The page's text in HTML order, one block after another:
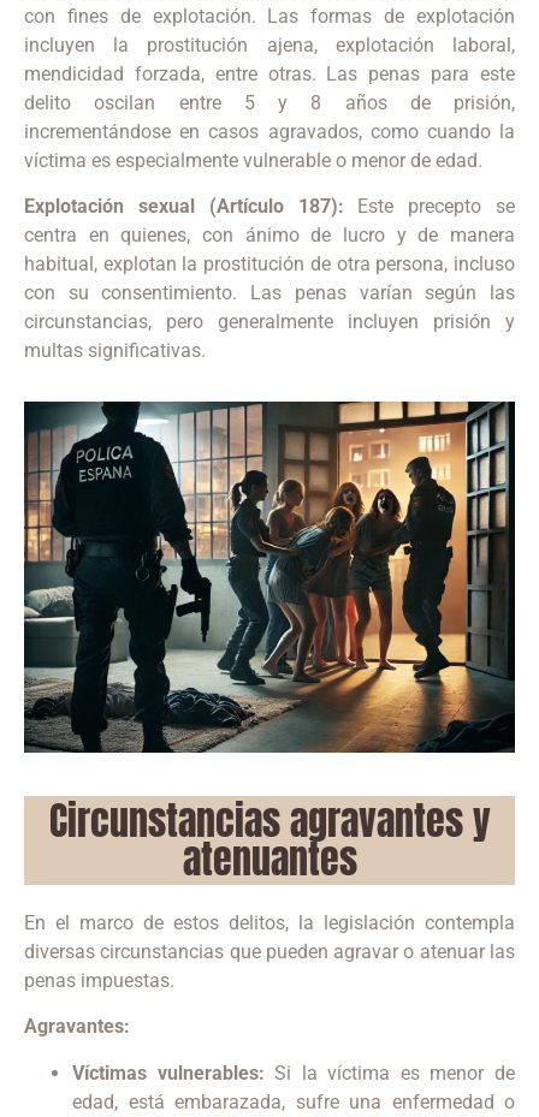
con fines de explotación. Las formas de explotación
incluyen la prostitución ajena, explotación laboral,
mendicidad forzada, entre otras. Las penas para este
delito oscilan entre 5 y 8 años de prisión,
incrementándose en casos agravados, como cuando la
víctima es especialmente vulnerable o menor de edad.
Explotación sexual (Artículo 187):
Este precepto se
centra en quienes, con ánimo de lucro y de manera
habitual, explotan la prostitución de otra persona, incluso
con su consentimiento.
Las penas varían según las
circunstancias, pero generalmente incluyen prisión y
multas significativas.
Circunstancias agravantes y
atenuantes
En el marco de estos delitos, la legislación contempla
diversas circunstancias que pueden agravar o atenuar las
penas impuestas.
Agravantes:
Víctimas vulnerables: Si la víctima es menor de
edad, está embarazada, sufre una enfermedad o